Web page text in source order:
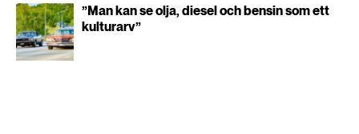
”Man kan se olja, diesel och bensin som ett
kulturarv”